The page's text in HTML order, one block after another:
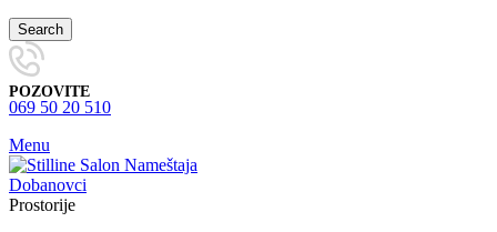
Search
POZOVITE
069 50 20 510
Menu
Prostorije